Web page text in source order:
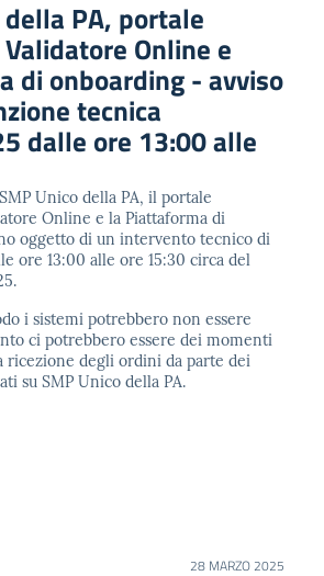
della PA, portale
Online e
di onboarding - avviso
tecnica
dalle ore 13:00 alle
Unico della PA, il portale
Online e la Piattaforma di
oggetto di un intervento tecnico di
ore 13:00 alle ore 15:30 circa del
i sistemi potrebbero non essere
ci potrebbero essere dei momenti
ricezione degli ordini da parte dei
su SMP Unico della PA.
28 MARZO 2025